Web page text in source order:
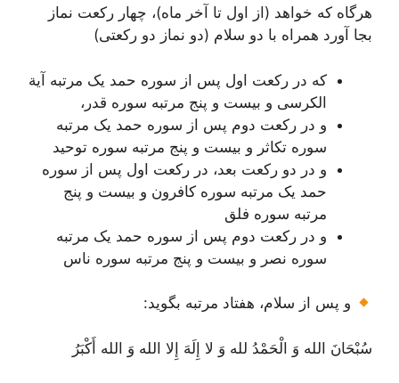
هرگاه که خواهد (از اول تا آخر ماه)، چهار رکعت نماز
بجا آورد همراه با دو سلام (دو نماز دو رکعتی)
که در رکعت اول پس از سوره حمد یک مرتبه آیة
الکرسی و بیست و پنج مرتبه سوره قدر،
و در رکعت دوم پس از سوره حمد یک مرتبه
سوره تکاثر و بیست و پنج مرتبه سوره توحید
و در دو رکعت بعد، در رکعت اول پس از سوره
حمد یک مرتبه سوره کافرون و بیست و پنج
مرتبه سوره فلق
و در رکعت دوم پس از سوره حمد یک مرتبه
سوره نصر و بیست و پنج مرتبه سوره ناس
و پس از سلام، هفتاد مرتبه بگوید:
سُبْحَانَ الله وَ الْحَمْدُ لله وَ لا إِلَهَ إِلا الله وَ الله أَکْبَرُ